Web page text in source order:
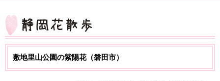
敷地里山公園の紫陽花（磐田市）